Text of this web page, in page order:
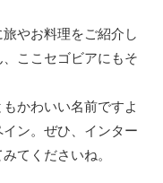
やお料理をご紹介し
ここセゴビアにもそ
かわいい名前ですよ
ン。ぜひ、インター
てくださいね。